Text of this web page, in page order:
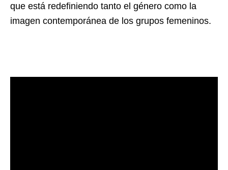
que está redefiniendo tanto el género como la
imagen contemporánea de los grupos femeninos.